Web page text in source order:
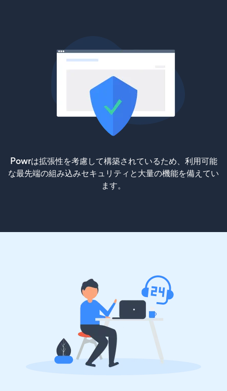
Powrは拡張性を考慮して構築されているため、利用可能
な最先端の組み込みセキュリティと大量の機能を備えてい
ます。